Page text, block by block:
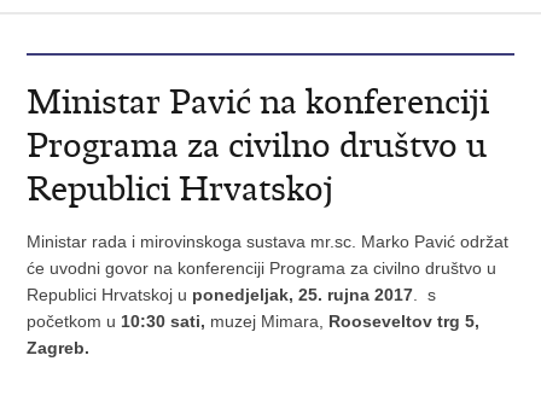
Ministar Pavić na konferenciji
Programa za civilno društvo u
Republici Hrvatskoj
Ministar rada i mirovinskoga sustava mr.sc. Marko Pavić održat
će uvodni govor na konferenciji Programa za civilno društvo u
Republici Hrvatskoj u ponedjeljak, 25. rujna 2017 . s
početkom u 10:30 sati, muzej Mimara, Rooseveltov trg 5,
Zagreb.